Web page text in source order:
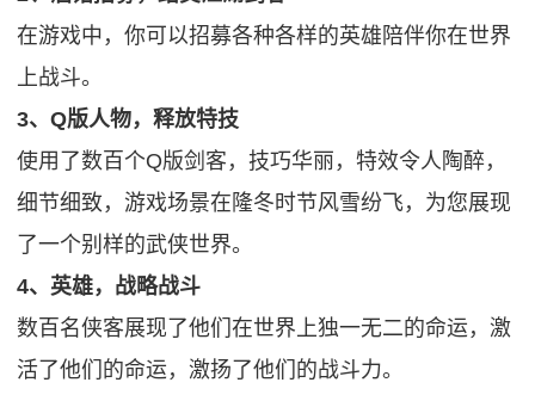
在游戏中，你可以招募各种各样的英雄陪伴你在世界
上战斗。
3、Q版人物，释放特技
使用了数百个Q版剑客，技巧华丽，特效令人陶醉，
细节细致，游戏场景在隆冬时节风雪纷飞，为您展现
了一个别样的武侠世界。
4、英雄，战略战斗
数百名侠客展现了他们在世界上独一无二的命运，激
活了他们的命运，激扬了他们的战斗力。